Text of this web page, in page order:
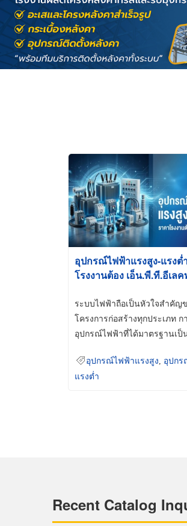
อุปกรณ์ไฟฟ้าแรงสูง-แรงต่
โรงงานต้อง เอ็น.พี.ที.อีเล
ระบบไฟฟ้าถือเป็นหัวใจสำคัญ
โครงการก่อสร้างทุกประเภท ก
อุปกรณ์ไฟฟ้าที่ได้มาตรฐานเ
อุปกรณ์ไฟฟ้าแรงสูง
อุปกร
แรงต่ำ
Recent Catalog